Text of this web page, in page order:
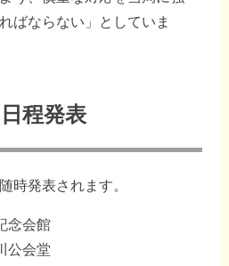
ばならない」としていま
程発表
時発表されます。
念会館
公会堂